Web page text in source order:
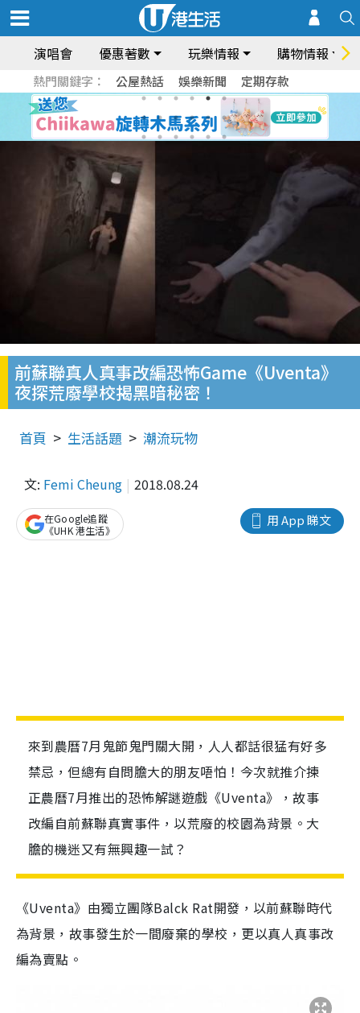
演唱會 優惠著數 玩樂情報 購物情報
熱門關鍵字： 公屋熱話 娛樂新聞 定期存款
前蘇聯真人真事改編恐怖Game《Uventa》
夜探荒廢學校揭黑暗秘密！
首頁 生活話題 潮流玩物
文: Femi Cheung 2018.08.24
用 App 睇文
在Google追蹤
《UHK 港生活》
來到農曆7月鬼節鬼門關大開，人人都話很猛有好多
禁忌，但總有自問膽大的朋友唔怕！今次就推介揀
正農曆7月推出的恐怖解謎遊戲《Uventa》，故事
改編自前蘇聯真實事件，以荒廢的校園為背景。大
膽的機迷又有無興趣一試？
《Uventa》由獨立團隊Balck Rat開發，以前蘇聯時代
為背景，故事發生於一間廢棄的學校，更以真人真事改
編為賣點。